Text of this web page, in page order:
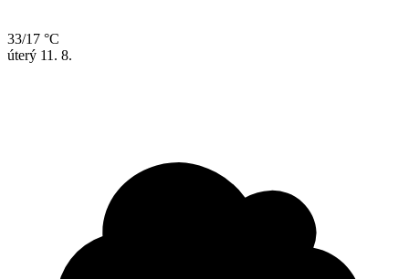
33/17 °C
úterý 11. 8.